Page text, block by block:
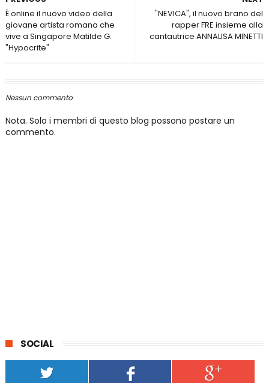
"NEVICA", il nuovo brano del
rapper FRE insieme alla
cantautrice ANNALISA MINETTI
È online il nuovo video della
giovane artista romana che
vive a Singapore Matilde G:
"Hypocrite"
Nessun commento
Nota. Solo i membri di questo blog possono postare un
commento.
SOCIAL